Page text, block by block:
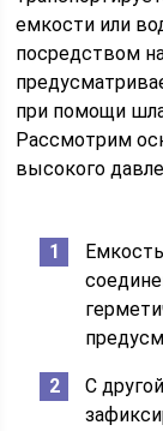
емкости или
посредством
при помощи
Рассмотрим
высокого
С